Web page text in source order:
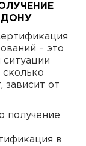
ДОНУ
– это
зависит от
получение
в